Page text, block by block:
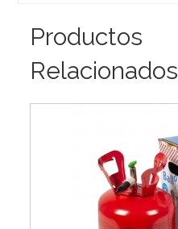
Productos
Relacionados